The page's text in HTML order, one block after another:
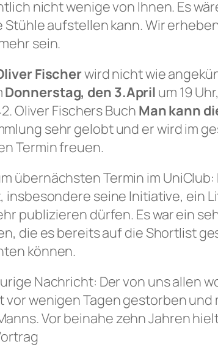
nicht wenige von Ihnen. Es
aufstellen kann. Wir
sein.
Fischerwird nicht wie
Donnerstag, den 3.April um 19
Oliver Fischers Buch Man kann
sehr gelobt und er wird im
Termin freuen.
übernächsten Termin im UniClub:
insbesondere seine Initiative, ein
publizieren dürfen. Es war ein
die es bereits auf die Shortlist
können.
Nachricht: Der von uns allen
vor wenigen Tagen gestorben und
Vor beinahe zehn Jahren